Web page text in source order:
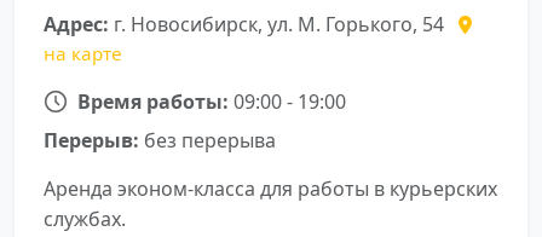
Адрес: г. Новосибирск, ул. М. Горького, 54
на карте
Время работы: 09:00 - 19:00
Перерыв: без перерыва
Аренда эконом-класса для работы в курьерских
службах.